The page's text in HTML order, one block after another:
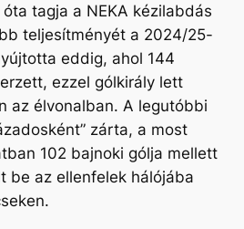
tagja a NEKA kézilabdás
teljesítményét a 2024/25-
eddig, ahol 144
ezzel gólkirály lett
az élvonalban. A legutóbbi
zárta, a most
102 bajnoki gólja mellett
be az ellenfelek hálójába